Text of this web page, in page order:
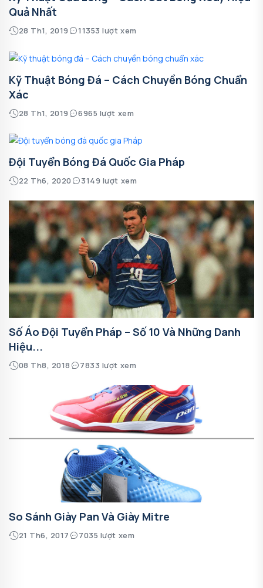
Quả Nhất
28 Th1, 2019 11353 lượt xem
Kỹ Thuật Bóng Đá – Cách Chuyền Bóng Chuẩn
Xác
28 Th1, 2019 6965 lượt xem
Đội Tuyển Bóng Đá Quốc Gia Pháp
22 Th6, 2020 3149 lượt xem
Số Áo Đội Tuyển Pháp – Số 10 Và Những Danh
Hiệu...
08 Th8, 2018 7833 lượt xem
So Sánh Giày Pan Và Giày Mitre
21 Th6, 2017 7035 lượt xem